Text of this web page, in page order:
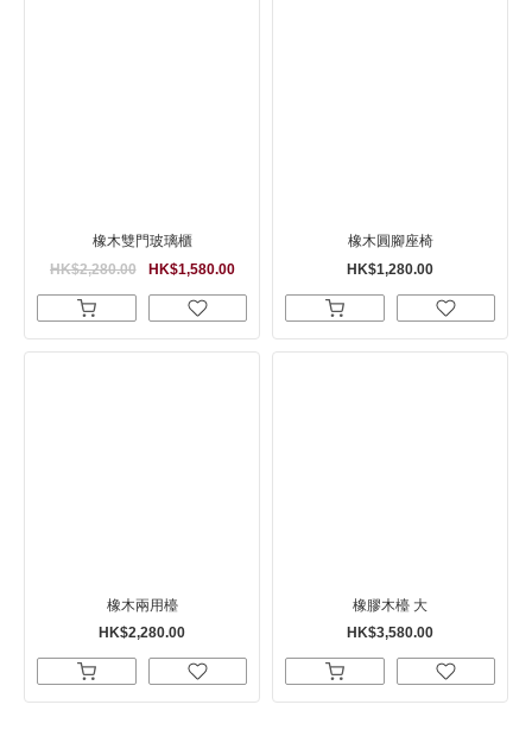
橡木雙門玻璃櫃
HK$1,580.00
HK$2,280.00
橡木圓腳座椅
HK$1,280.00
橡木兩用檯
HK$2,280.00
橡膠木檯 大
HK$3,580.00